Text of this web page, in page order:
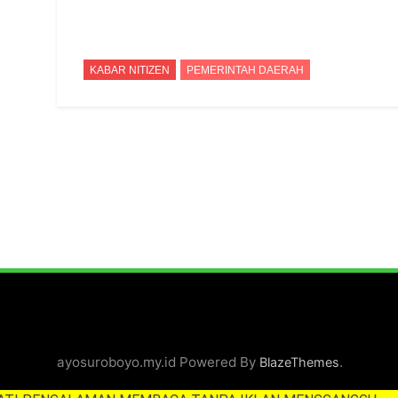
Keuskupan
5 Bulan Ago
Runtuhnya
KABAR NITIZEN PEMERINTAH DAERAH
ayosuroboyo.my.id Powered By BlazeThemes.